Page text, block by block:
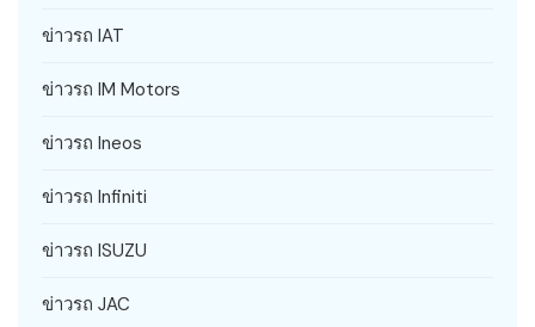
ข่าวรถ IAT
ข่าวรถ IM Motors
ข่าวรถ Ineos
ข่าวรถ Infiniti
ข่าวรถ ISUZU
ข่าวรถ JAC